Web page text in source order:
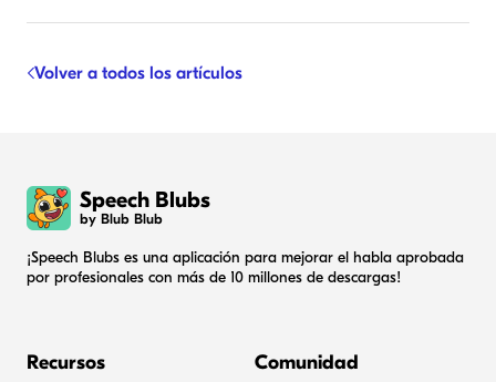
Volver a todos los artículos
Speech Blubs
by Blub Blub
¡Speech Blubs es una aplicación para mejorar el habla aprobada
por profesionales con más de 10 millones de descargas!
Recursos Comunidad